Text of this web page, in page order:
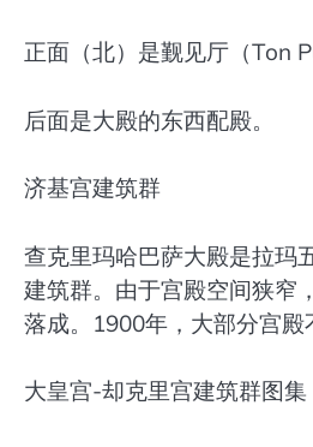
正面（北）是觐见厅（Ton
后面是大殿的东西配殿。
济基宫建筑群
查克里玛哈巴萨大殿是拉玛
建筑群。由于宫殿空间狭窄
落成。1900年，大部分宫殿
大皇宫-却克里宫建筑群图集